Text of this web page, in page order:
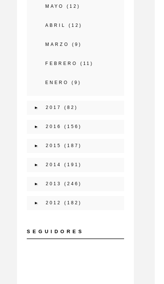
MAYO (12)
ABRIL (12)
MARZO (9)
FEBRERO (11)
ENERO (9)
► 2017 (82)
► 2016 (156)
► 2015 (187)
► 2014 (191)
► 2013 (246)
► 2012 (182)
SEGUIDORES